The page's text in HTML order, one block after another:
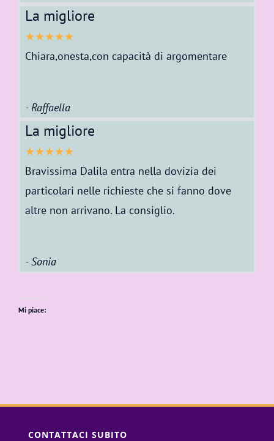
La migliore
★★★★★
Chiara,onesta,con capacità di argomentare
- Raffaella
La migliore
★★★★★
Bravissima Dalila entra nella dovizia dei
particolari nelle richieste che si fanno dove
altre non arrivano. La consiglio.
- Sonia
Mi piace:
CONTATTACI SUBITO